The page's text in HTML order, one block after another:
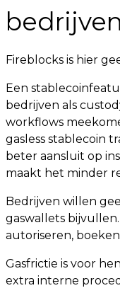
bedrijven
Fireblocks is hier
Een
bedrijven als
workflows
gasless stablecoin
beter aansluit op
maakt het minder
Bedrijven willen
gaswallets
autoriseren,
Gasfrictie is voor
extra interne